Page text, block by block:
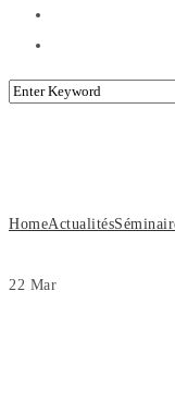
HomeActualités
22 Mar